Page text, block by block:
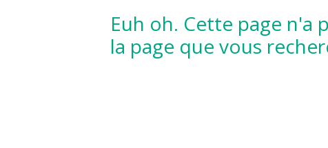
Euh oh. Cette page n'a
la page que vous